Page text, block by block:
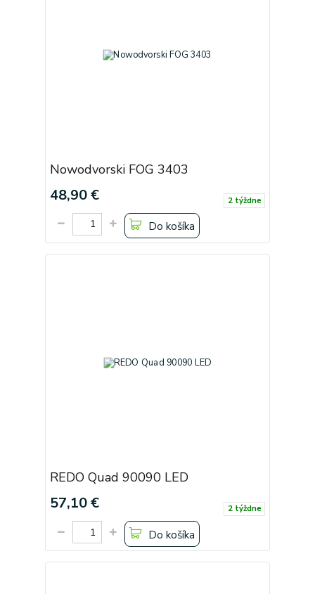
Nowodvorski FOG 3403
48,90 € 2 týždne
Do košíka
REDO Quad 90090 LED
57,10 € 2 týždne
Do košíka